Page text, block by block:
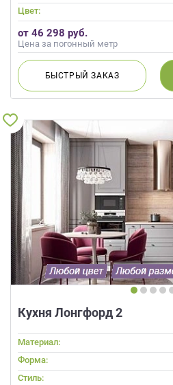
Цвет:
от 46 298 руб.
Цена за погонный метр
БЫСТРЫЙЗАКАЗ
Кухня Лонгфорд 2
Материал:
Форма:
Стиль: